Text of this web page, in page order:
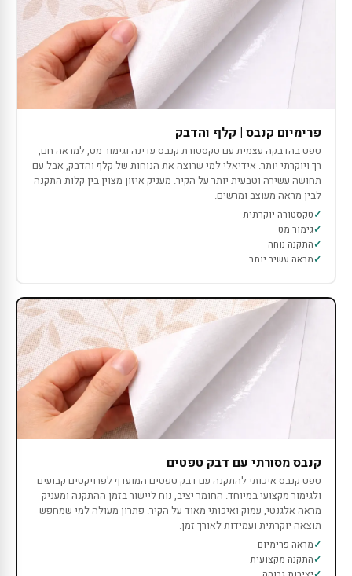
פרימיום קנבס | קלף והדבק
טפט בהדבקה עצמית עם טקסטורת קנבס עדינה וגימור מט, למראה חם,
רך ויוקרתי יותר. אידיאלי למי שרוצה את הנוחות של קלף והדבק, אבל עם
תחושה עשירה וטבעית יותר על הקיר. מעניק איזון מצוין בין קלות התקנה
לבין מראה מעוצב ומרשים.
טקסטורה יוקרתית
גימור מט
התקנה נוחה
מראה עשיר יותר
קנבס מסורתי עם דבק טפטים
טפט קנבס איכותי להתקנה עם דבק טפטים המועדף לפרויקטים קבועים
ולגימור מקצועי במיוחד. החומר יציב, נוח ליישור בזמן ההתקנה ומעניק
מראה אלגנטי, עמוק ואיכותי מאוד על הקיר. פתרון מעולה למי שמחפש
תוצאה יוקרתית ועמידות לאורך זמן.
מראה פרימיום
התקנה מקצועית